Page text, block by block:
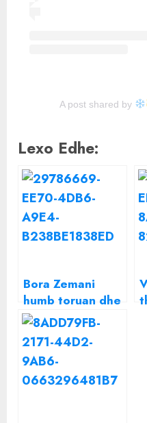
A post shared by
Lexo Edhe:
Bora Zemani
humb toruan dhe
shfaqet si kurrë
më parë, i
nxjerrin pamjet
që po thyen
rrjetin